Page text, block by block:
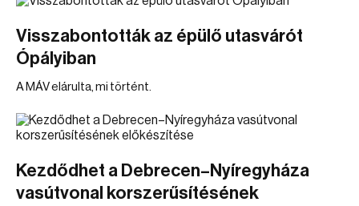
Visszabontották az épülő utasvárót
Ópályiban
A MÁV elárulta, mi történt.
Kezdődhet a Debrecen–Nyíregyháza
vasútvonal korszerűsítésének